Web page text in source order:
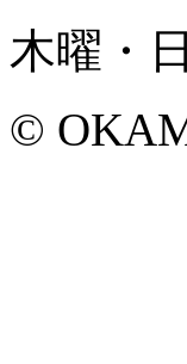
木曜・
©